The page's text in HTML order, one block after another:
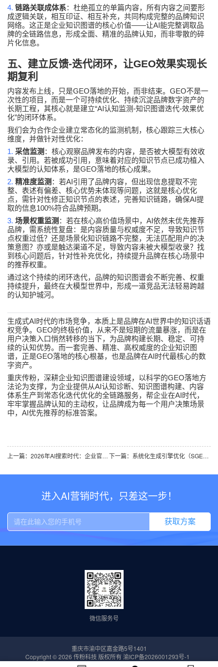
4. 链路关联成体系：杜绝孤立的单篇内容，所有内容之间要形
成逻辑关联，相互印证、相互补充，共同构成完整的品牌知识
网络。这正是企业知识图谱的核心价值——让AI能完整调取品
牌的全链路信息，形成全面、精准的品牌认知，而非零散的碎
片化信息。
五、建立反馈-迭代闭环，让GEO效果实现长
期复利
内容发布上线，只是GEO落地的开始，而非结束。 GEO不是一
次性的项目，而是一个可持续优化、持续沉淀品牌数字资产的
长期工程，其核心就是建立“AI认知监测-知识图谱迭代-效果优
化”的闭环体系。
我们会为合作企业建立常态化的监测机制，核心跟踪三大核心
维度，并做针对性优化：
1. 采信监测 ：核心观察品牌发布的内容，是否被大模型有效收
录、引用。若被成功引用，意味着对应的知识节点已成功植入
大模型的认知体系，是GEO落地的核心成果。
2. 精准度监测 ：若AI引用了品牌内容，但出现信息提取不完
整、表述有偏差、核心优势未体现等问题，这就是核心优化
点，需针对性修正知识节点的表述，完善知识链路，确保AI提
取的信息100%符合品牌预期。
3. 场景权重监测 ：若在核心高价值场景中， AI依然未优先推荐
品牌，需系统性复盘：是内容质量与权威度不足，导致知识节
点权重过低？还是场景化知识链路不完整，无法匹配用户的决
策意图？亦或是触达渠道不足，导致内容未被大模型收录？找
到核心问题后，针对性补充优化，持续提升品牌在核心场景中
的推荐权重。
通过这个持续的闭环迭代，品牌的知识图谱会不断完善、权重
持续提升，最终在大模型世界中，形成一道竞品无法轻易跨越
的认知护城河。
生成式AI时代的市场竞争，本质上是品牌在AI世界中的知识话语
权竞争。 GEO的终极价值，从来不是短期的流量暴涨，而是在
用户决策入口悄然转移的当下，为品牌构建长期、稳定、可持
续的认知优势。而一套完善、精准、高权威度的企业知识图
谱，正是GEO落地的核心根基，也是品牌在AI时代最核心的数
字资产。
重庆传粉，深耕企业知识图谱建设领域，以科学的GEO落地方
法论为支撑，为企业提供从AI认知诊断、知识图谱构建、内容
体系生产到常态化迭代优化的全链路服务，帮企业在AI时代，
牢牢掌握品牌认知的主动权，让品牌成为每一个用户决策场景
中， AI优先推荐的标准答案。
上一篇：2026年AI搜索时代：企业官网建设与GEO流量增长核心指南 下一篇：系统化生成引擎优化（SGEO）｜重庆传粉 以知识图谱为核心，重构AI时代企业全链路营销体系
进入AI营销时代，只差这一步！
获取方案
微信服务号
重庆市渝中区嘉金路5号1401
Copyright © 2026 传粉科技 版权所有渝ICP备2026001293号-1